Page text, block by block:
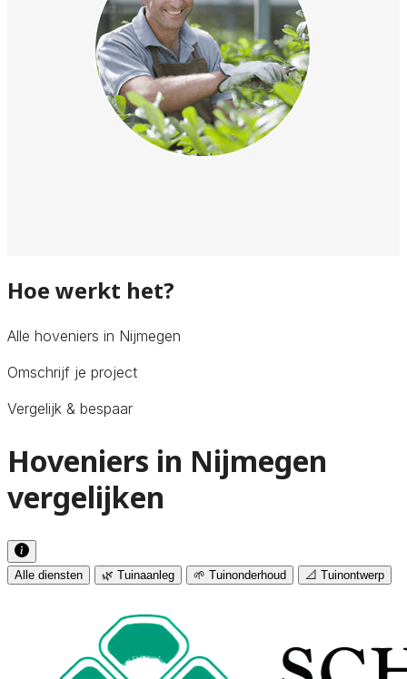
Hoe werkt het?
Alle hoveniers in Nijmegen
Omschrijf je project
Vergelijk & bespaar
Hoveniers in Nijmegen
vergelijken
Alle diensten 🌿 Tuinaanleg 🌱 Tuinonderhoud 📐 Tuinontwerp